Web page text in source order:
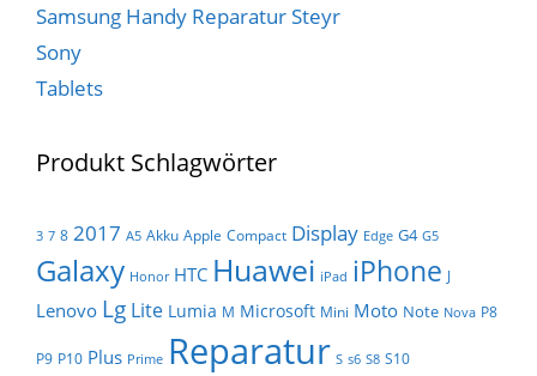
Samsung Handy Reparatur Steyr
Sony
Tablets
Produkt Schlagwörter
3 7 8 2017 A5 Akku Apple Compact Display Edge G4 G5
Galaxy Honor HTC Huawei iPad iPhone J
Lenovo Lg Lite Lumia M Microsoft Mini Moto Note Nova P8
P9 P10 Plus Prime Reparatur S s6 S8 S10